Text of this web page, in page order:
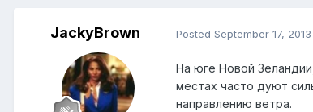
JackyBrown Posted September 17, 2013
На юге Новой
местах часто дуют
направлению ветра.